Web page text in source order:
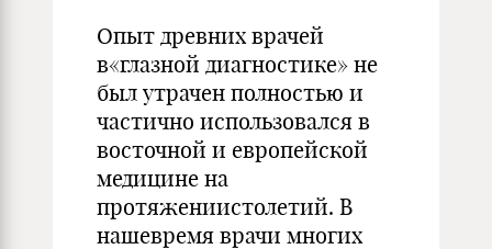
Опыт древних врачей
в«глазной диагностике» не
был утрачен полностью и
частично использовался в
восточной и европейской
медицине на
протяжениистолетий. В
нашевремя врачи многих